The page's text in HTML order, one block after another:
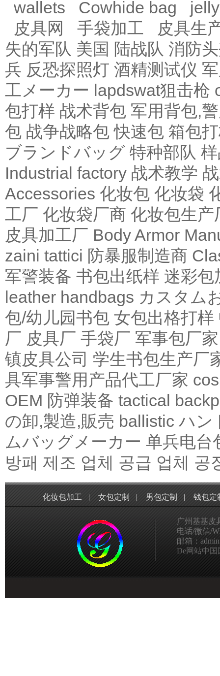
wallets Cowhide bag
皮具网
手袋加工
皮具生
失的军队 美国 陆战队 消防
兵 反恐探照灯 酒精测试仪
工メーカー lapdswat狙击枪
包打样 战术背包 军用背包,
包 战争战略包 快速包 箱包
ブランドバッグ 特种部队
Industrial factory 战术教学
Accessories 化妆包 化妆袋
工厂 化妆袋厂商 化妆包生产
皮具加工厂 Body Armor
zaini tattici 防暴服制造商
军警装备 书包出纸样 迷彩包
leather handbags カスタム
包/幼儿园书包 女包出格打样
厂 皮具厂 手袋厂 军事包厂家
镇皮具公司 学生书包生产厂
具军事警用产品代工厂家
OEM 防弹装备 tactical
の卸,製造,販売 ballistic ハン
ムバッグメーカー 单兵电台
방패 제조 업체 공급 업체 공
化妆包加工 | 女包定制 | 男包定制 | 钱包定
广州基基皮
电话/微信/
邮箱：
De网站中国